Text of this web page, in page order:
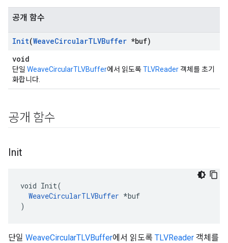
공개 함수
Init(WeaveCircularTLVBuffer *buf)
void
단일 WeaveCircularTLVBuffer에서 읽도록TLVReader 객체를 초기
화합니다.
공개 함수
Init
void Init(
WeaveCircularTLVBuffer *buf
)
단일 WeaveCircularTLVBuffer에서 읽도록 TLVReader 객체를